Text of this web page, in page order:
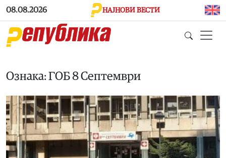
Skip to main content
08.08.2026 НАЈНОВИ ВЕСТИ
Ознака: ГОБ 8 Септември